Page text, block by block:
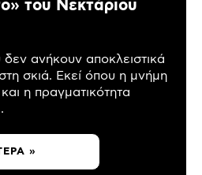
του Νεκτάριου
ανήκουν αποκλειστικά
σκιά. Εκεί όπου η μνήμη
η πραγματικότητα
»